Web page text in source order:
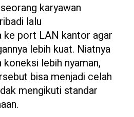
karyawan
lalu
ke port LAN kantor agar
lebih kuat. Niatnya
koneksi lebih nyaman,
bisa menjadi celah
mengikuti standar